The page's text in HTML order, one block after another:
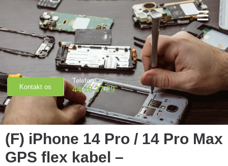
Kontakt os
Telefon
44 18 37 29
(F) iPhone 14 Pro / 14 Pro Max
GPS flex kabel –